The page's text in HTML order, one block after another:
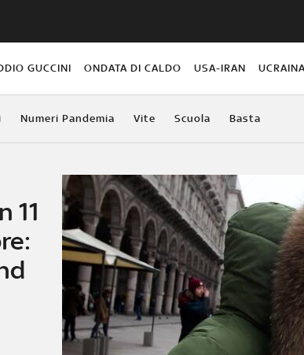
GUCCINI ONDATA DI CALDO USA-IRAN UCRAINA
Numeri Pandemia Vite Scuola Basta
11